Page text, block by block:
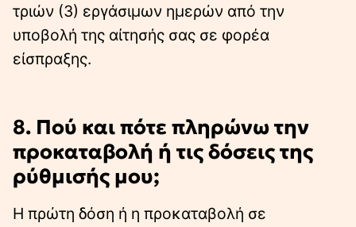
τριών (3) εργάσιμων ημερών από την
υποβολή της αίτησής σας σε φορέα
είσπραξης.
8. Πού και πότε πληρώνω την
προκαταβολή ή τις δόσεις της
ρύθμισής μου;
Η πρώτη δόση ή η προκαταβολή σε